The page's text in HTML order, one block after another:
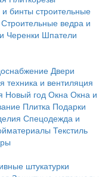
и бинты строительные
Строительные ведра и
Черенки Шпатели
Двери
техника и вентиляция
Новый год Окна Окна и
Плитка Подарки
Спецодежда и
Текстиль
штукатурки